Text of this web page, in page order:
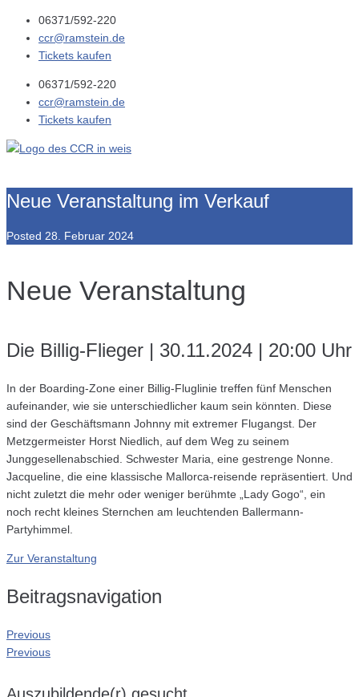
06371/592-220
ccr@ramstein.de
Tickets kaufen
06371/592-220
ccr@ramstein.de
Tickets kaufen
Neue Veranstaltung im Verkauf
Posted 28. Februar 2024
Neue Veranstaltung
Die Billig-Flieger | 30.11.2024 | 20:00 Uhr
In der Boarding-Zone einer Billig-Fluglinie treffen fünf Menschen
aufeinander, wie sie unterschiedlicher kaum sein könnten. Diese
sind der Geschäftsmann Johnny mit extremer Flugangst. Der
Metzgermeister Horst Niedlich, auf dem Weg zu seinem
Junggesellenabschied. Schwester Maria, eine gestrenge Nonne.
Jacqueline, die eine klassische Mallorca-reisende repräsentiert. Und
nicht zuletzt die mehr oder weniger berühmte „Lady Gogo“, ein
noch recht kleines Sternchen am leuchtenden Ballermann-
Partyhimmel.
Zur Veranstaltung
Beitragsnavigation
Previous
Previous